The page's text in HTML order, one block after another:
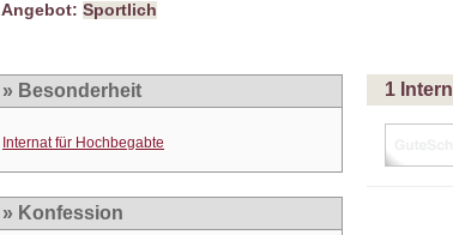
Angebot: Sportlich
» Besonderheit
Internat für Hochbegabte
» Konfession
1